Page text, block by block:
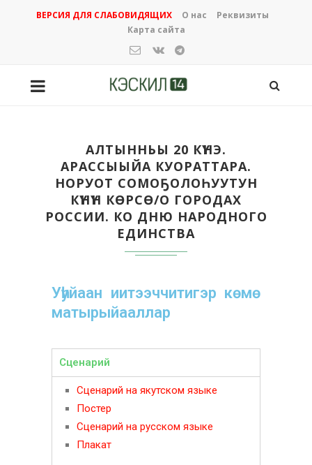
ВЕРСИЯ ДЛЯ СЛАБОВИДЯЩИХ О нас
Реквизиты
Карта сайта
АЛТЫННЬЫ 20 КҮНЭ.
АРАССЫЫЙА КУОРАТТАРА.
НОРУОТ СОМОҔОЛОҺУУТУН
КҮНҮН КӨРСӨ/О ГОРОДАХ
РОССИИ. КО ДНЮ НАРОДНОГО
ЕДИНСТВА
Уһуйаан иитээччитигэр көмө
матырыйааллар
Сценарий
Сценарий на якутском языке
Постер
Сценарий на русском языке
Плакат